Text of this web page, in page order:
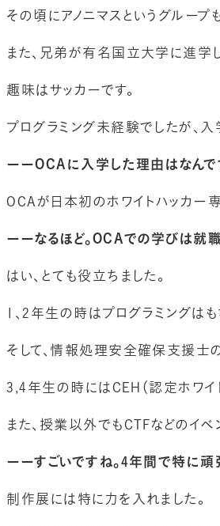
その頃にアノニマスというグループ
また、兄弟が有名国立大学に進学
趣味はサッカーです。
プログラミング未経験でしたが、
ーーOCAに入学した理由はなんで
OCAが日本初のホワイトハッカー
ーーなるほど。OCAでの学びは就
はい、とても役立ちました。
1、2年生の時はプログラミングは
そして、情報処理安全確保支援士
3,4年生の時にはCEH（認定ホワイ
また、授業以外でもCTFなどのイベ
ーーすごいですね。4年間で特に頑
制作展には特に力を入れました。